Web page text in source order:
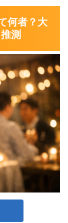
何者？大
測